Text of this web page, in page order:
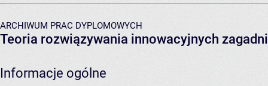
ARCHIWUM PRAC DYPLOMOWYCH
Teoria rozwiązywania innowacyjnych
Informacje ogólne